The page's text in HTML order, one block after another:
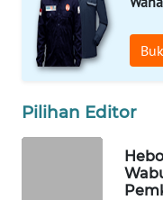
Pilihan Editor
ID
MARTABAT
NET
PLN